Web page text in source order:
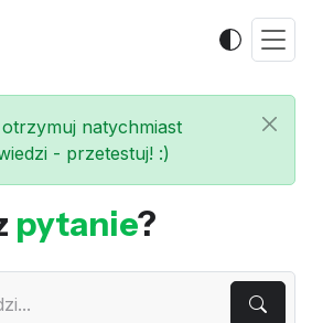
natychmiast
- przetestuj! :)
pytanie?